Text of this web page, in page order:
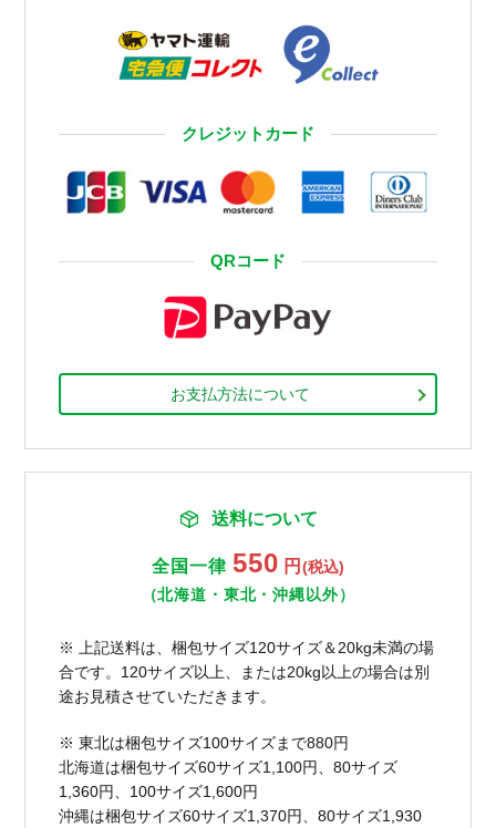
クレジットカード
QRコード
お支払方法について
送料について
全国一律 550 円 (税込)
（北海道・東北・沖縄以外）
※ 上記送料は、梱包サイズ120サイズ＆20kg未満の場
合です。120サイズ以上、または20kg以上の場合は別
途お見積させていただきます。
※ 東北は梱包サイズ100サイズまで880円
北海道は梱包サイズ60サイズ1,100円、80サイズ
1,360円、100サイズ1,600円
沖縄は梱包サイズ60サイズ1,370円、80サイズ1,930